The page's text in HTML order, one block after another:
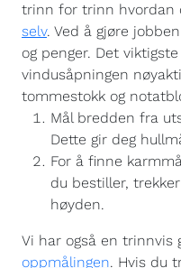
trinn for trinn hvordan
selv. Ved å gjøre
og penger. Det
vindusåpningen
tommestokk og
Mål bredden fra
Dette gir deg
For å finne
du bestiller,
høyden.
Vi har også en trinnvis
oppmålingen. Hvis du